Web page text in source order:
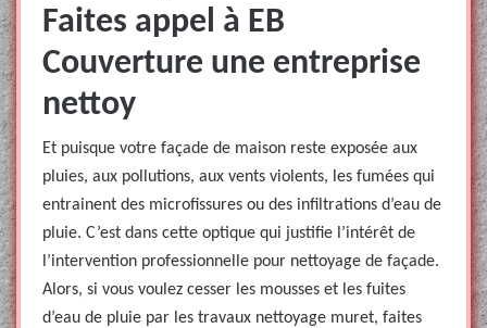
Faites appel à EB
Couverture une entreprise
nettoy
Et puisque votre façade de maison reste exposée aux
pluies, aux pollutions, aux vents violents, les fumées qui
entrainent des microfissures ou des infiltrations d’eau de
pluie. C’est dans cette optique qui justifie l’intérêt de
l’intervention professionnelle pour nettoyage de façade.
Alors, si vous voulez cesser les mousses et les fuites
d’eau de pluie par les travaux nettoyage muret, faites